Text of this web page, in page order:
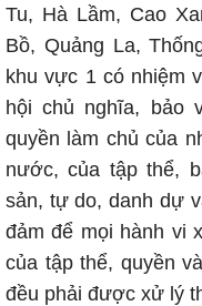
Tu, Hà Lầm, Cao
Bồ, Quảng La,
khu vực 1 có nhiệm
hội chủ nghĩa, bảo
quyền làm chủ của
nước, của tập thể,
sản, tự do, danh dự
đảm để mọi hành vi
của tập thể, quyền
đều phải được xử lý